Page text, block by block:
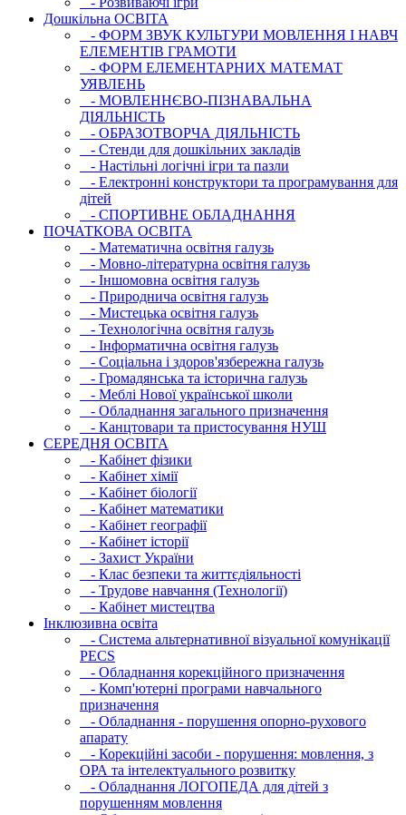
Дошкільна ОСВIТА
- ФОРМ ЗВУК КУЛЬТУРИ МОВЛЕННЯ І НАВЧ
ЕЛЕМЕНТІВ ГРАМОТИ
- ФОРМ ЕЛЕМЕНТАРНИХ МАТЕМАТ
УЯВЛЕНЬ
- МОВЛЕННЄВО-ПІЗНАВАЛЬНА
ДІЯЛЬНІСТЬ
- ОБРАЗОТВОРЧА ДІЯЛЬНІСТЬ
- Стенди для дошкільних закладів
- Настільні логічні ігри та пазли
- Електронні конструктори та програмування для
дітей
- СПОРТИВНЕ ОБЛАДНАННЯ
ПОЧАТКОВА ОСВIТА
- Математична освітня галузь
- Мовно-літературна освітня галузь
- Iншомовна освітня галузь
- Природнича освітня галузь
- Мистецька освітня галузь
- Технологічна освітня галузь
- Інфopматична освітня галузь
- Соціальна і здоров'язбережна галузь
- Громадянська та історична галузь
- Меблі Нової української школи
- Обладнання загального призначення
- Канцтовари та пристосування НУШ
СЕРЕДНЯ ОСВIТА
- Кабінет фізики
- Кабінет хімії
- Кабінет біології
- Кабінет математики
- Кабінет географії
- Кабінет історії
- Захист України
- Клас безпеки та життєдіяльності
- Трудове навчання (Технології)
- Кабінет мистецтва
Інклюзивна освіта
- Система альтернативної візуальної комунікації
PECS
- Обладнання корекційного призначення
- Комп'ютерні програми навчального
призначення
- Обладнання - порушення опорно-рухового
апарату
- Корекційні засоби - порушення: мовлення, з
ОРА та інтелектуального розвитку
- Обладнання ЛОГОПЕДА для дітей з
порушенням мовлення